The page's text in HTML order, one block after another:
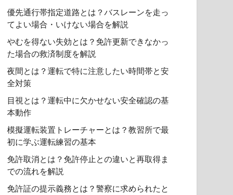
優先通行帯指定道路とは？バスレーンを走っ
てよい場合・いけない場合を解説
やむを得ない失効とは？免許更新できなかっ
た場合の救済制度を解説
夜間とは？運転で特に注意したい時間帯と安
全対策
目視とは？運転中に欠かせない安全確認の基
本動作
模擬運転装置トレーチャーとは？教習所で最
初に学ぶ運転練習の基本
免許取消とは？免許停止との違いと再取得ま
での流れを解説
免許証の提示義務とは？警察に求められたと